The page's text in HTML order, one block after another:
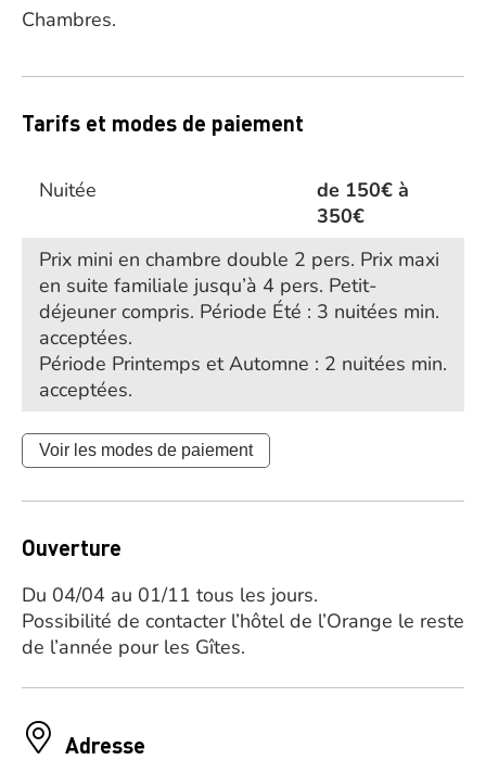
Chambres.
Tarifs et modes de paiement
Nuitée
de 150€ à
350€
Prix mini en chambre double 2 pers. Prix maxi
en suite familiale jusqu’à 4 pers. Petit-
déjeuner compris. Période Été : 3 nuitées min.
acceptées.
Période Printemps et Automne : 2 nuitées min.
acceptées.
Voir les modes de paiement
Ouverture
Du 04/04 au 01/11 tous les jours.
Possibilité de contacter l’hôtel de l’Orange le reste
de l’année pour les Gîtes.
Adresse